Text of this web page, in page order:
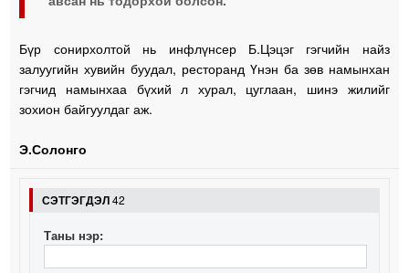
Бүр сонирхолтой нь инфлүнсер Б.Цэцэг гэгчийн найз
залуугийн хувийн буудал, ресторанд Үнэн ба зөв намынхан
гэгчид намынхаа бүхий л хурал, цуглаан, шинэ жилийг
зохион байгуулдаг аж.
Э.Солонго
СЭТГЭГДЭЛ42
Таны нэр: